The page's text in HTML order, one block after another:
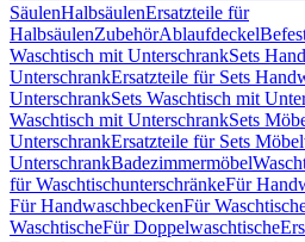
SäulenHalbsäulenErsatzteile für
HalbsäulenZubehörAblaufdeckel
Waschtisch mit UnterschrankSets
UnterschrankErsatzteile für Sets
UnterschrankSets Waschtisch mit
Waschtisch mit UnterschrankSets
UnterschrankErsatzteile für Sets
UnterschrankBadezimmermöbel
für WaschtischunterschränkeFür
Für HandwaschbeckenFür
WaschtischeFür Doppelwaschtische